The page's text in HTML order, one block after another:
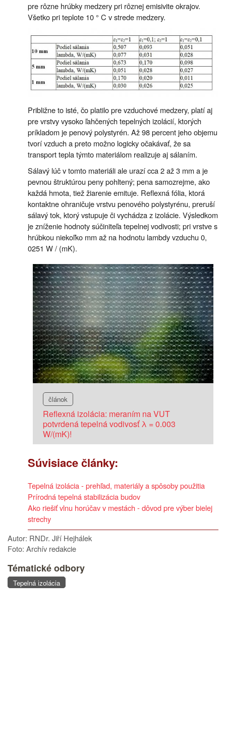
pre rôzne hrúbky medzery pri rôznej emisivite okrajov.
Všetko pri teplote 10 ° C v strede medzery.
Približne to isté, čo platilo pre vzduchové medzery, platí aj
pre vrstvy vysoko ľahčených tepelných izolácií, ktorých
príkladom je penový polystyrén. Až 98 percent jeho objemu
tvorí vzduch a preto možno logicky očakávať, že sa
transport tepla týmto materiálom realizuje aj sálaním.
Sálavý lúč v tomto materiáli ale urazí cca 2 až 3 mm a je
pevnou štruktúrou peny pohltený; pena samozrejme, ako
každá hmota, tiež žiarenie emituje. Reflexná fólia, ktorá
kontaktne ohraničuje vrstvu penového polystyrénu, preruší
sálavý tok, ktorý vstupuje či vychádza z izolácie. Výsledkom
je zníženie hodnoty súčiniteľa tepelnej vodivosti; pri vrstve s
hrúbkou niekoľko mm až na hodnotu lambdy vzduchu 0,
0251 W / (mK).
článok
Reflexná izolácia: meraním na VUT
potvrdená tepelná vodivosť λ = 0.003
W/(mK)!
Súvisiace články:
Tepelná izolácia - prehľad, materiály a spôsoby použitia
Prírodná tepelná stabilizácia budov
Ako riešiť vlnu horúčav v mestách - dôvod pre výber bielej
strechy
Autor: RNDr. Jiří Hejhálek
Foto: Archív redakcie
Tématické odbory
Tepelná izolácia